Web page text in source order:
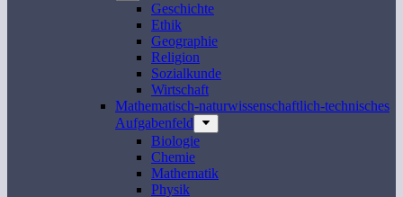
Geschichte
Ethik
Geographie
Religion
Sozialkunde
Wirtschaft
Mathematisch-naturwissenschaftlich-technisches
Aufgabenfeld
Biologie
Chemie
Mathematik
Physik